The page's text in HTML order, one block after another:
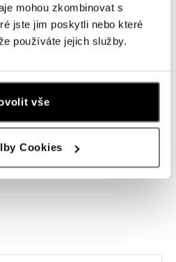
mohou zkombinovat s
jste jim poskytli nebo které
používáte jejich služby.
vše
Cookies
newsletteru
a exkluzivní produkty.
PŘIHLÁŠENÍ